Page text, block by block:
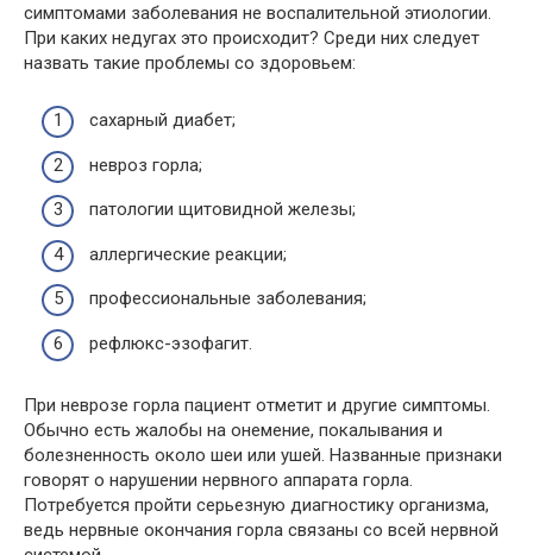
симптомами заболевания не воспалительной этиологии.
При каких недугах это происходит? Среди них следует
назвать такие проблемы со здоровьем:
сахарный диабет;
невроз горла;
патологии щитовидной железы;
аллергические реакции;
профессиональные заболевания;
рефлюкс-эзофагит.
При неврозе горла пациент отметит и другие симптомы.
Обычно есть жалобы на онемение, покалывания и
болезненность около шеи или ушей. Названные признаки
говорят о нарушении нервного аппарата горла.
Потребуется пройти серьезную диагностику организма,
ведь нервные окончания горла связаны со всей нервной